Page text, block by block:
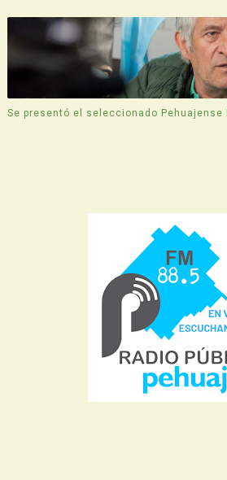
Se presentó el seleccionado Pehuajense